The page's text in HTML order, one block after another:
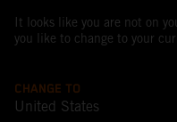
It looks like you are not on
you like to change to your
CHANGE TO
United States